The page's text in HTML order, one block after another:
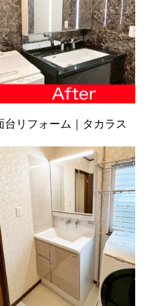
台リフォーム｜タカラス